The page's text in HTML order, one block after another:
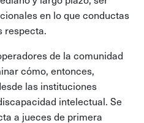
en lo que conductas
respecta.
de la comunidad
cómo, entonces,
las instituciones
intelectual. Se
a jueces de primera